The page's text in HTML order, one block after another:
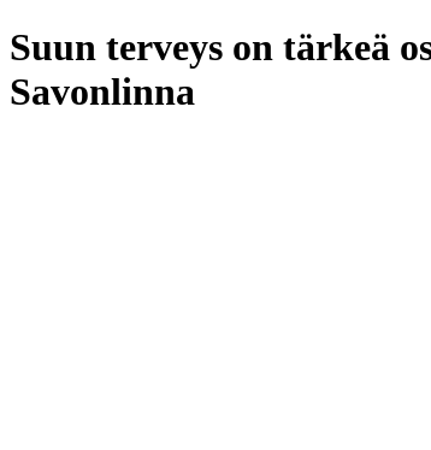
Suun terveys on tärkeä
Savonlinna